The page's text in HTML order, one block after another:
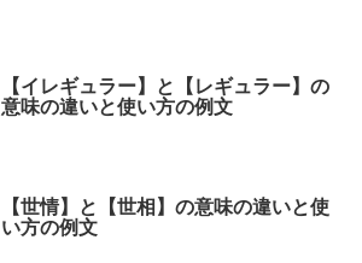
【イレギュラー】と【レギュラー】の
意味の違いと使い方の例文
【世情】と【世相】の意味の違いと使
い方の例文